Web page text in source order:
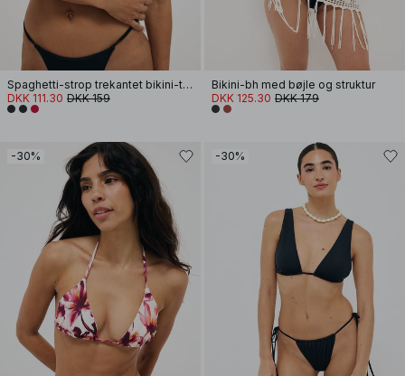
Spaghetti-strop trekantet bikini-top
DKK 111.30 DKK 159
Bikini-bh med bøjle og struktur
DKK 125.30 DKK 179
-30% -30%